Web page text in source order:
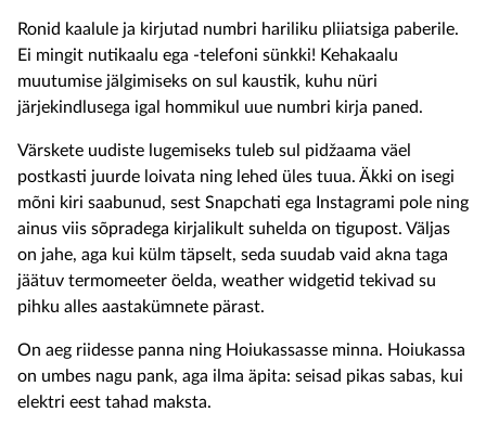
Ronid kaalule ja kirjutad numbri hariliku pliiatsiga paberile.
Ei mingit nutikaalu ega -telefoni sünkki! Kehakaalu
muutumise jälgimiseks on sul kaustik, kuhu nüri
järjekindlusega igal hommikul uue numbri kirja paned.
Värskete uudiste lugemiseks tuleb sul pidžaama väel
postkasti juurde loivata ning lehed üles tuua. Äkki on isegi
mõni kiri saabunud, sest Snapchati ega Instagrami pole ning
ainus viis sõpradega kirjalikult suhelda on tigupost. Väljas
on jahe, aga kui külm täpselt, seda suudab vaid akna taga
jäätuv termomeeter öelda, weather widgetid tekivad su
pihku alles aastakümnete pärast.
On aeg riidesse panna ning Hoiukassasse minna. Hoiukassa
on umbes nagu pank, aga ilma äpita: seisad pikas sabas, kui
elektri eest tahad maksta.